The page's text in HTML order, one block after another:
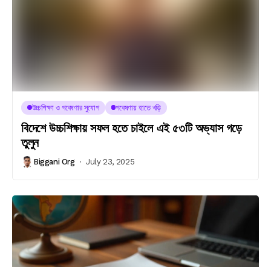
উচ্চশিক্ষা ও গবেষণার সুযোগ গবেষণায় হাতে খড়ি
বিদেশে উচ্চশিক্ষায় সফল হতে চাইলে এই ৫৩টি অভ্যাস গড়ে
তুলুন
Biggani Org July 23, 2025